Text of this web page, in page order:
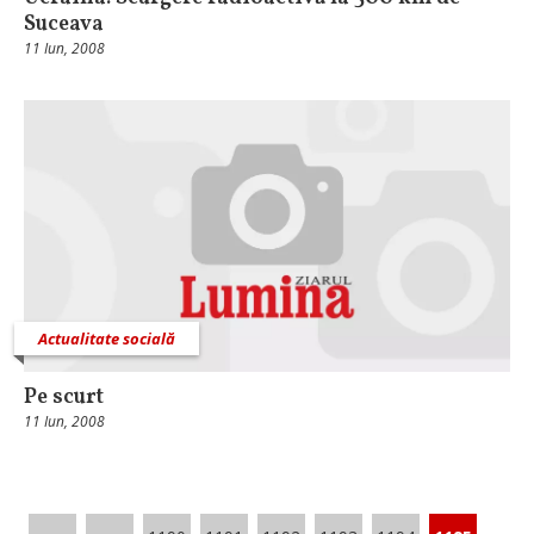
Suceava
11 Iun, 2008
Actualitate socială
Pe scurt
11 Iun, 2008